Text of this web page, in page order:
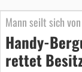
Mann seilt sich
Handy-
rettet